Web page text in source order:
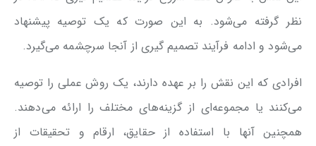
نظر گرفته می‌شود. به این صورت که یک توصیه پیشنهاد
می‌شود و ادامه فرآیند تصمیم گیری از آنجا سرچشمه می‌گیرد.
افرادی که این نقش را بر عهده دارند، یک روش عملی را توصیه
می‌کنند یا مجموعه‌ای از گزینه‌های مختلف را ارائه می‌دهند.
همچنین آنها با استفاده از حقایق، ارقام و تحقیقات از